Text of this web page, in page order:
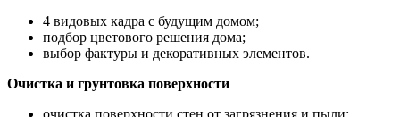
4 видовых кадра с будущим домом;
подбор цветового решения дома;
выбор фактуры и декоративных элементов.
Очистка и грунтовка поверхности